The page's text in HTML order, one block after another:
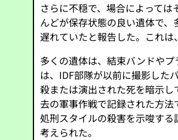
さらに不穏で、場合によって
んどが保存状態の良い遺体で
遅れていたと報告した。これは
多くの遺体は、結束バンドや
は、IDF部隊が以前に撮影した
殺または演出された死を暗示
去の軍事作戦で記録された方
処刑スタイルの殺害を示唆す
考えられた。